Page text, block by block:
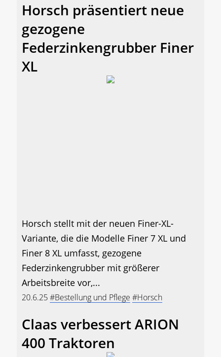
Horsch präsentiert neue
gezogene
Federzinkengrubber Finer
XL
Horsch stellt mit der neuen Finer-XL-
Variante, die die Modelle Finer 7 XL und
Finer 8 XL umfasst, gezogene
Federzinkengrubber mit größerer
Arbeitsbreite vor,...
20.6.25#Bestellung und Pflege #Horsch
Claas verbessert ARION
400 Traktoren